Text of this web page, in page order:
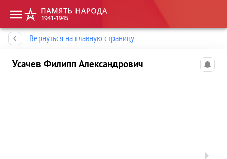
Вернуться на главную страницу
Усачев Филипп Александрович
Память народа